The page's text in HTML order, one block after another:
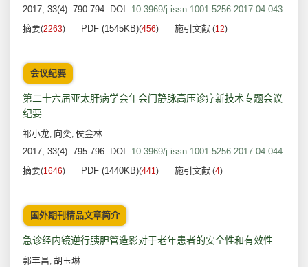
2017, 33(4): 790-794. DOI: 10.3969/j.issn.1001-5256.2017.04.043
摘要(2263) PDF (1545KB)(456) 施引文献 (12)
会议纪要
第二十六届亚太肝病学会年会门静脉高压诊疗新技术专题会议
纪要
祁小龙, 向奕, 侯金林
2017, 33(4): 795-796. DOI: 10.3969/j.issn.1001-5256.2017.04.044
摘要(1646) PDF (1440KB)(441) 施引文献 (4)
国外期刊精品文章简介
急诊经内镜逆行胰胆管造影对于老年患者的安全性和有效性
郭丰昌, 胡玉琳